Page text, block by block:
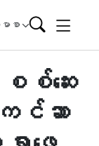
ာစာ
စ်ဆေး
ကင်ဆာ